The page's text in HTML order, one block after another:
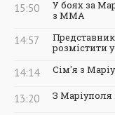
15:50
У боях за
з ММА
14:57
розмістити
14:14 Сім'я з
13:20 З Маріуполя